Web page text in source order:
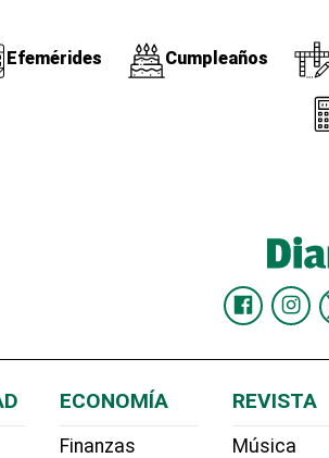
Efemérides Cumpleaños
ECONOMÍA
Finanzas
REVISTA
Música